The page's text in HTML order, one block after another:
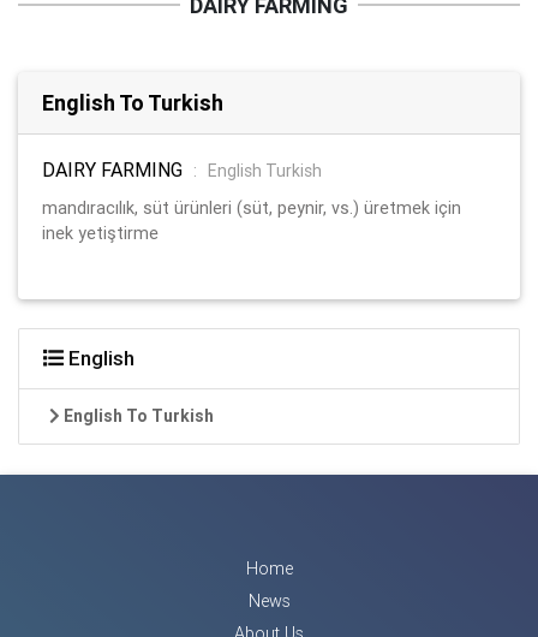
English To Turkish
DAIRY FARMING :
English Turkish
mandıracılık, süt ürünleri (süt, peynir, vs.) üretmek için
inek yetiştirme
English
English To Turkish
Home
News